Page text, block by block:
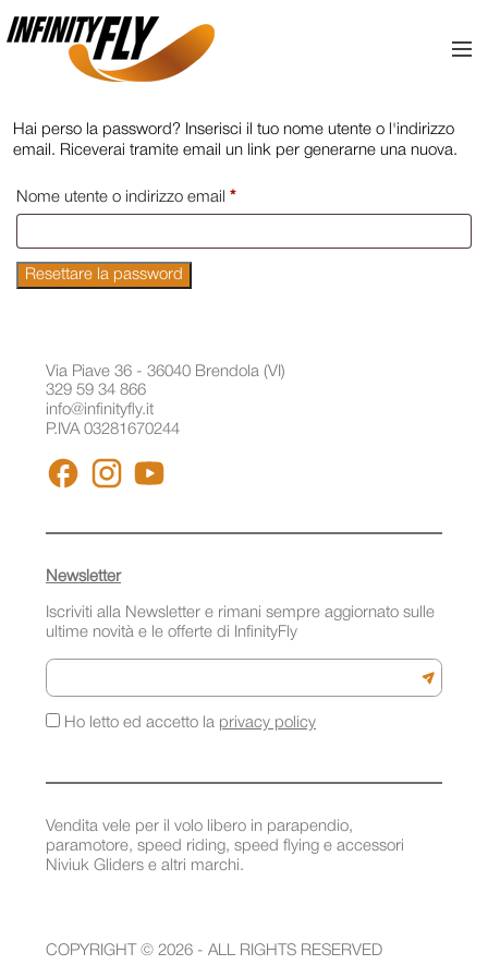
Hai perso la password? Inserisci il tuo nome utente o l'indirizzo
email. Riceverai tramite email un link per generarne una nuova.
Nome utente o indirizzo email *Richiesto
Resettare la password
Via Piave 36 - 36040 Brendola (VI)
329 59 34 866
info@infinityfly.it
P.IVA 03281670244
FACEBOOKINSTAGRAM
Vendita vele per il volo libero in parapendio,
paramotore, speed riding, speed flying e accessori
Niviuk Gliders e altri marchi.
Newsletter
Iscriviti alla Newsletter e rimani sempre aggiornato sulle
ultime novità e le offerte di InfinityFly
Email
Iscriviti
Ho letto ed accetto la privacy policy
COPYRIGHT © 2026 - ALL RIGHTS RESERVED